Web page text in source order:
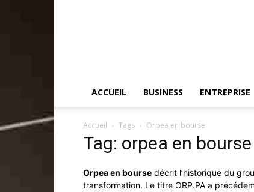
ACCUEIL BUSINESS ENTREPRISE
Accueil Tags Orpea en bourse
Tag: orpea en bourse
Orpea en bourse décrit l’historique du
transformation. Le titre ORP.PA a